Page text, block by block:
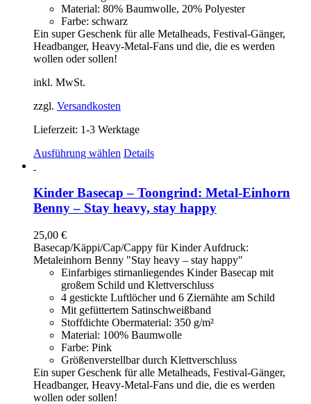
Material: 80% Baumwolle, 20% Polyester
Farbe: schwarz
Ein super Geschenk für alle Metalheads, Festival-Gänger,
Headbanger, Heavy-Metal-Fans und die, die es werden
wollen oder sollen!
inkl. MwSt.
zzgl. Versandkosten
Lieferzeit: 1-3 Werktage
Ausführung wählen Dieses
mehrere
Varianten
auf.
können
auf
der
Produktseite
gewählt
werden
Details
Kinder Basecap – Toongrind: Metal-Einhorn
Benny – Stay heavy, stay happy
25,00 €
Basecap/Käppi/Cap/Cappy für Kinder Aufdruck:
Metaleinhorn Benny "Stay heavy – stay happy"
Einfarbiges stirnanliegendes Kinder Basecap mit
großem Schild und Klettverschluss
4 gestickte Luftlöcher und 6 Ziernähte am Schild
Mit gefüttertem Satinschweißband
Stoffdichte Obermaterial: 350 g/m²
Material: 100% Baumwolle
Farbe: Pink
Größenverstellbar durch Klettverschluss
Ein super Geschenk für alle Metalheads, Festival-Gänger,
Headbanger, Heavy-Metal-Fans und die, die es werden
wollen oder sollen!